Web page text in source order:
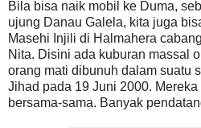
Bila bisa naik mobil ke Duma,
ujung Danau Galela, kita juga
Masehi Injili di Halmahera
Nita. Disini ada kuburan massal
orang mati dibunuh dalam suatu
Jihad pada 19 Juni 2000.
bersama-sama. Banyak